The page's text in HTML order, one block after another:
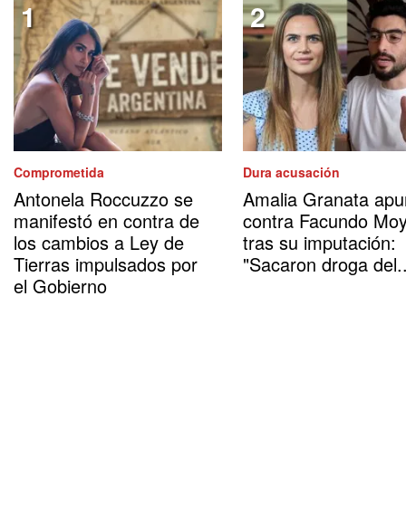
Comprometida
Antonela Roccuzzo se
manifestó en contra de
los cambios a Ley de
Tierras impulsados por
el Gobierno
Dura acusación
Amalia Granata
contra Facundo
tras su imputación:
"Sacaron droga